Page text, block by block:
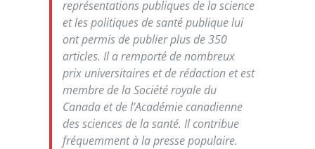
représentations publiques de la science
et les politiques de santé publique lui
ont permis de publier plus de 350
articles. Il a remporté de nombreux
prix universitaires et de rédaction et est
membre de la Société royale du
Canada et de l’Académie canadienne
des sciences de la santé. Il contribue
fréquemment à la presse populaire.